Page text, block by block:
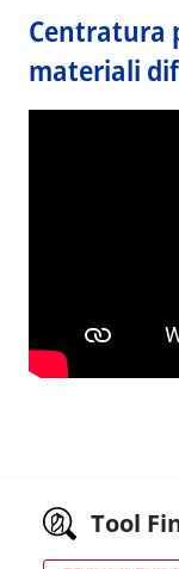
Centratura
materiali
Tool